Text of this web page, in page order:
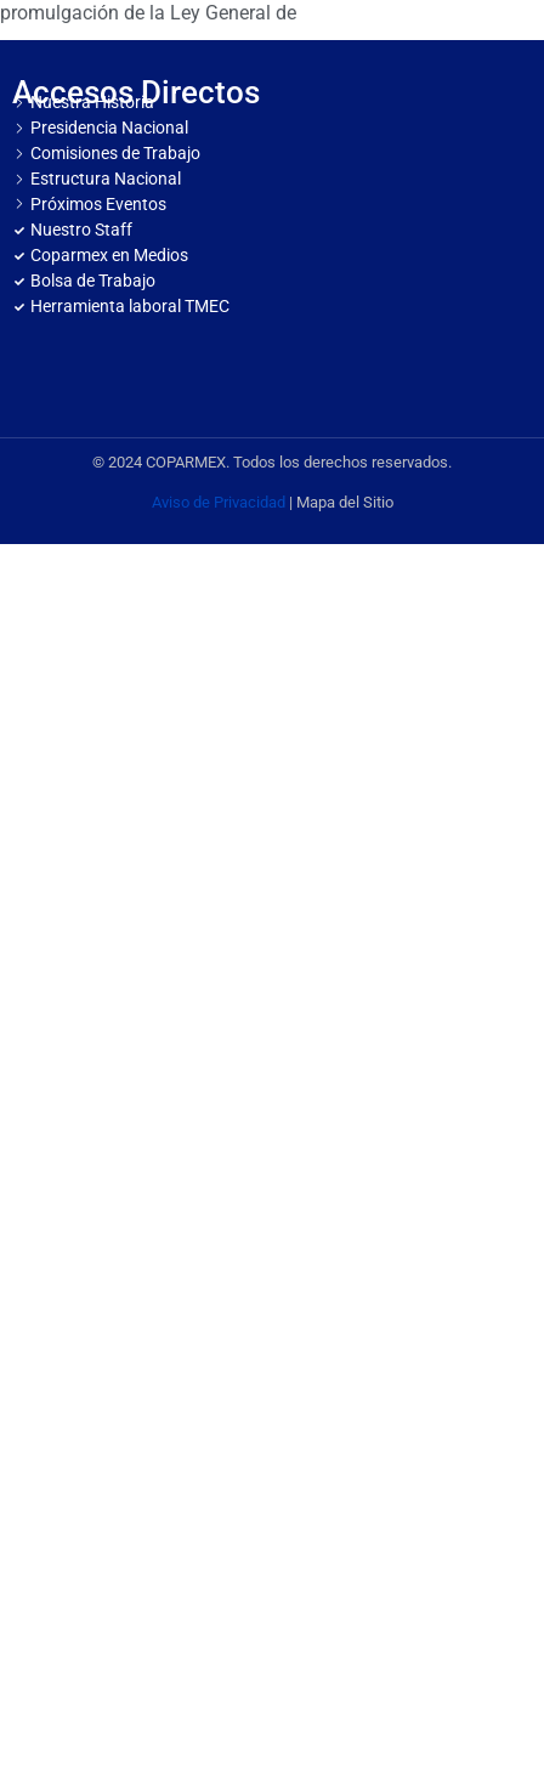
promulgación de la Ley General de
Accesos Directos
Nuestra Historia
Presidencia Nacional
Comisiones de Trabajo
Estructura Nacional
Próximos Eventos
Nuestro Staff
Coparmex en Medios
Bolsa de Trabajo
Herramienta laboral TMEC
© 2024 COPARMEX. Todos los derechos reservados.
Aviso de Privacidad | Mapa del Sitio